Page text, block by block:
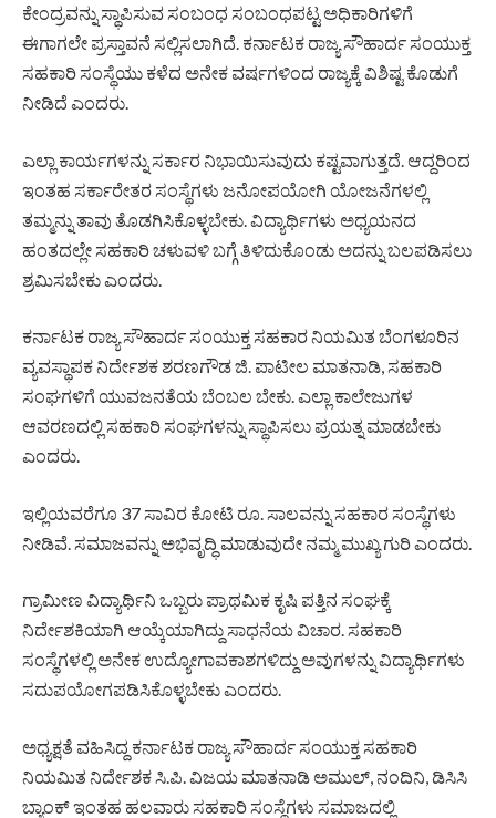
ಕೇಂದ್ರವನ್ನು ಸ್ಥಾಪಿಸುವ ಸಂಬಂಧ ಸಂಬಂಧಪಟ್ಟ ಅಧಿಕಾರಿಗಳಿಗೆ
ಈಗಾಗಲೇ ಪ್ರಸ್ತಾವನೆ ಸಲ್ಲಿಸಲಾಗಿದೆ. ಕರ್ನಾಟಕ ರಾಜ್ಯ ಸೌಹಾರ್ದ ಸಂಯುಕ್ತ
ಸಹಕಾರಿ ಸಂಸ್ಥೆಯು ಕಳೆದ ಅನೇಕ ವರ್ಷಗಳಿಂದ ರಾಜ್ಯಕ್ಕೆ ವಿಶಿಷ್ಟ ಕೊಡುಗೆ
ನೀಡಿದೆ ಎಂದರು.
ಎಲ್ಲಾ ಕಾರ್ಯಗಳನ್ನು ಸರ್ಕಾರ ನಿಭಾಯಿಸುವುದು ಕಷ್ಟವಾಗುತ್ತದೆ. ಆದ್ದರಿಂದ
ಇಂತಹ ಸರ್ಕಾರೇತರ ಸಂಸ್ಥೆಗಳು ಜನೋಪಯೋಗಿ ಯೋಜನೆಗಳಲ್ಲಿ
ತಮ್ಮನ್ನು ತಾವು ತೊಡಗಿಸಿಕೊಳ್ಳಬೇಕು. ವಿದ್ಯಾರ್ಥಿಗಳು ಅಧ್ಯಯನದ
ಹಂತದಲ್ಲೇ ಸಹಕಾರಿ ಚಳುವಳಿ ಬಗ್ಗೆ ತಿಳಿದುಕೊಂಡು ಅದನ್ನು ಬಲಪಡಿಸಲು
ಶ್ರಮಿಸಬೇಕು ಎಂದರು.
ಕರ್ನಾಟಕ ರಾಜ್ಯ ಸೌಹಾರ್ದ ಸಂಯುಕ್ತ ಸಹಕಾರ ನಿಯಮಿತ ಬೆಂಗಳೂರಿನ
ವ್ಯವಸ್ಥಾಪಕ ನಿರ್ದೇಶಕ ಶರಣಗೌಡ ಜಿ. ಪಾಟೀಲ ಮಾತನಾಡಿ, ಸಹಕಾರಿ
ಸಂಘಗಳಿಗೆ ಯುವಜನತೆಯ ಬೆಂಬಲ ಬೇಕು. ಎಲ್ಲಾ ಕಾಲೇಜುಗಳ
ಆವರಣದಲ್ಲಿ ಸಹಕಾರಿ ಸಂಘಗಳನ್ನು ಸ್ಥಾಪಿಸಲು ಪ್ರಯತ್ನ ಮಾಡಬೇಕು
ಎಂದರು.
ಇಲ್ಲಿಯವರೆಗೂ 37 ಸಾವಿರ ಕೋಟಿ ರೂ. ಸಾಲವನ್ನು ಸಹಕಾರ ಸಂಸ್ಥೆಗಳು
ನೀಡಿವೆ. ಸಮಾಜವನ್ನು ಅಭಿವೃದ್ಧಿ ಮಾಡುವುದೇ ನಮ್ಮ ಮುಖ್ಯ ಗುರಿ ಎಂದರು.
ಗ್ರಾಮೀಣ ವಿದ್ಯಾರ್ಥಿನಿ ಒಬ್ಬರು ಪ್ರಾಥಮಿಕ ಕೃಷಿ ಪತ್ತಿನ ಸಂಘಕ್ಕೆ
ನಿರ್ದೇಶಕಿಯಾಗಿ ಆಯ್ಕೆಯಾಗಿದ್ದು ಸಾಧನೆಯ ವಿಚಾರ. ಸಹಕಾರಿ
ಸಂಸ್ಥೆಗಳಲ್ಲಿ ಅನೇಕ ಉದ್ಯೋಗಾವಕಾಶಗಳಿದ್ದು ಅವುಗಳನ್ನು ವಿದ್ಯಾರ್ಥಿಗಳು
ಸದುಪಯೋಗಪಡಿಸಿಕೊಳ್ಳಬೇಕು ಎಂದರು.
ಅಧ್ಯಕ್ಷತೆ ವಹಿಸಿದ್ದ ಕರ್ನಾಟಕ ರಾಜ್ಯ ಸೌಹಾರ್ದ ಸಂಯುಕ್ತ ಸಹಕಾರಿ
ನಿಯಮಿತ ನಿರ್ದೇಶಕ ಸಿ.ಪಿ. ವಿಜಯ ಮಾತನಾಡಿ ಅಮುಲ್, ನಂದಿನಿ, ಡಿಸಿಸಿ
ಬ್ಯಾಂಕ್ ಇಂತಹ ಹಲವಾರು ಸಹಕಾರಿ ಸಂಸ್ಥೆಗಳು ಸಮಾಜದಲ್ಲಿ